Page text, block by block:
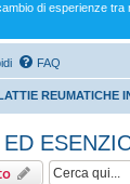
di esperienze tra
FAQ
REUMATICHE